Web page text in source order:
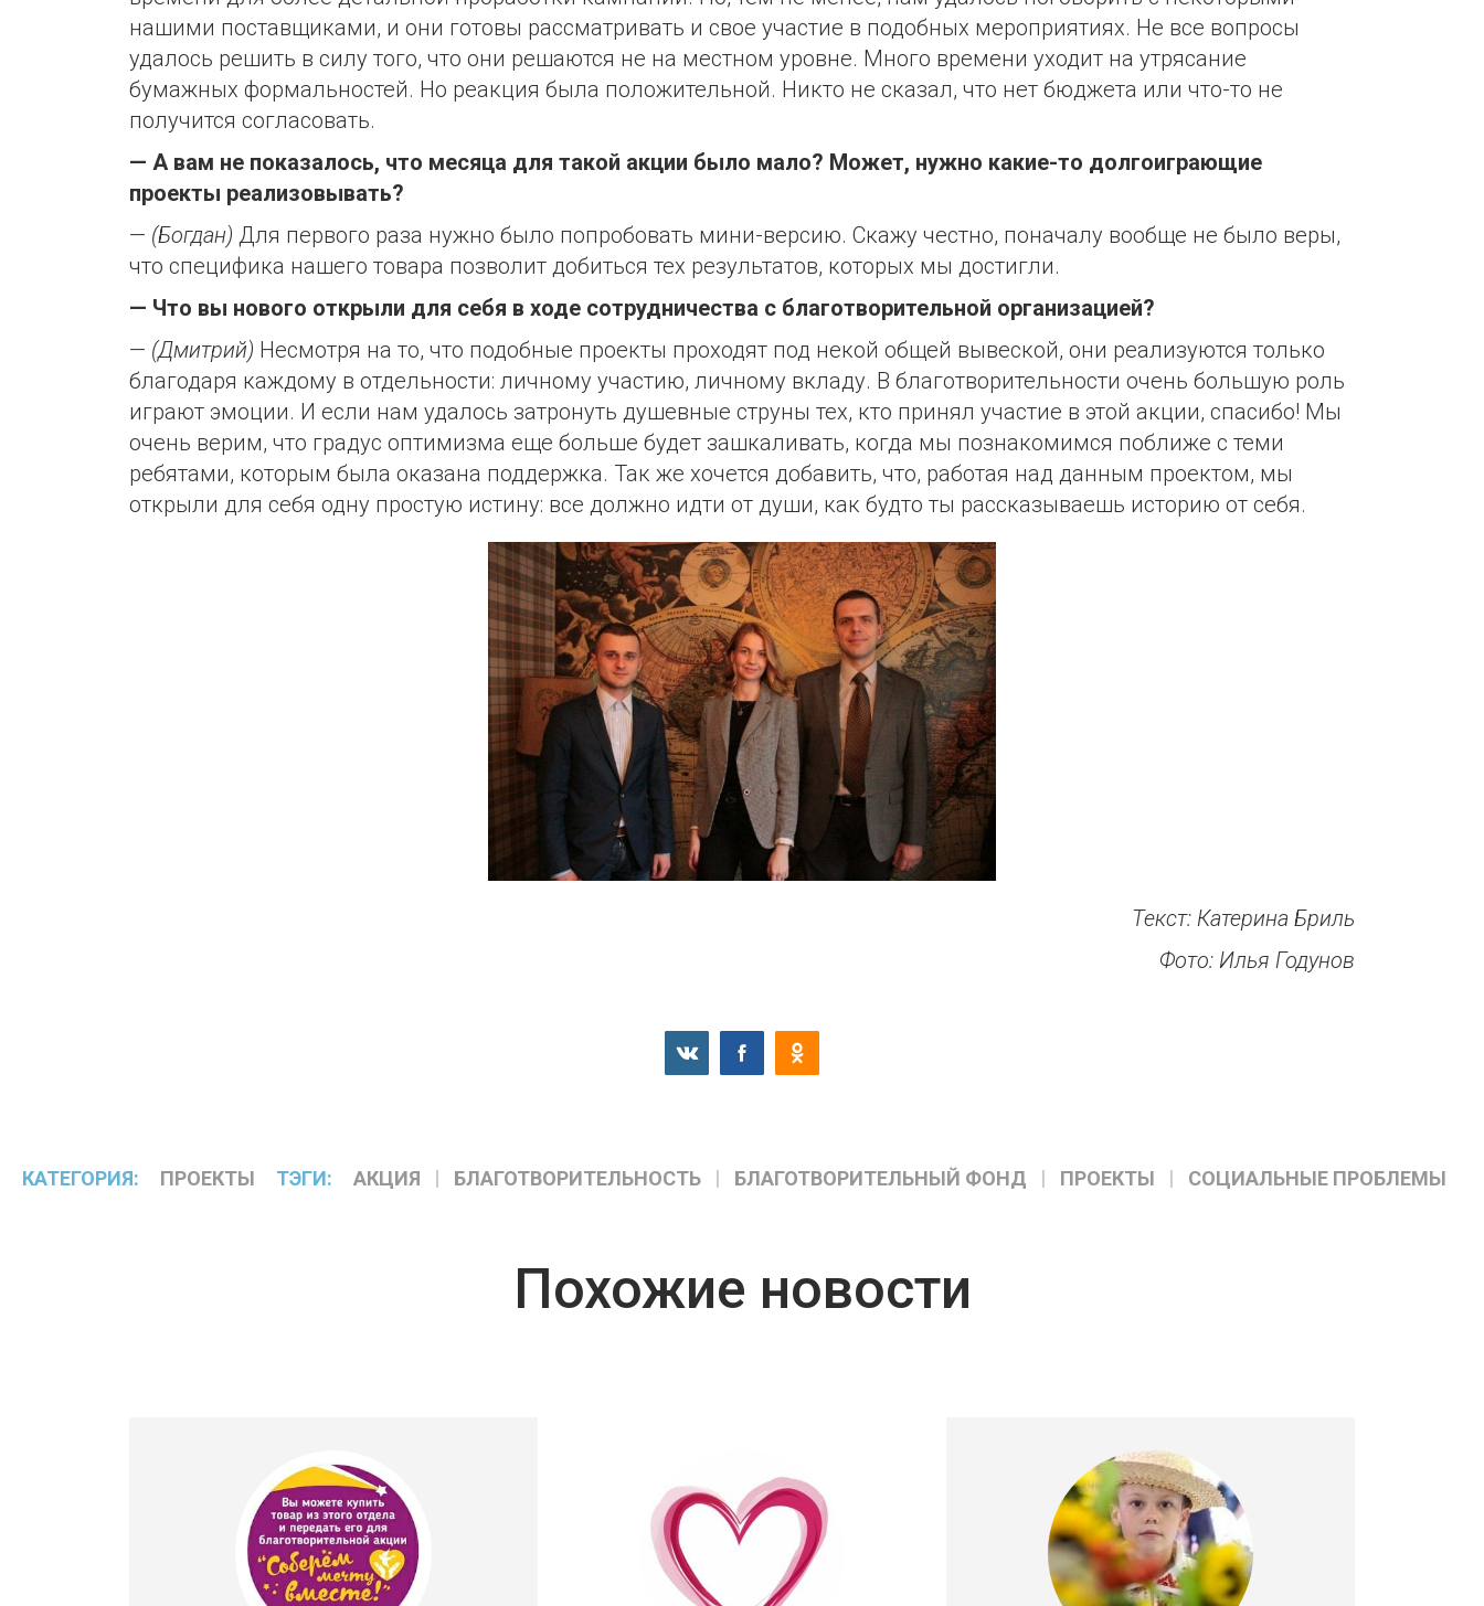
нашими поставщиками, и они готовы рассматривать и свое участие в подобных мероприятиях. Не все вопросы
удалось решить в силу того, что они решаются не на местном уровне. Много времени уходит на утрясание
бумажных формальностей. Но реакция была положительной. Никто не сказал, что нет бюджета или что-то не
получится согласовать.
— А вам не показалось, что месяца для такой акции было мало? Может, нужно какие-то долгоиграющие
проекты реализовывать?
— (Богдан) Для первого раза нужно было попробовать мини-версию. Скажу честно, поначалу вообще не было веры,
что специфика нашего товара позволит добиться тех результатов, которых мы достигли.
— Что вы нового открыли для себя в ходе сотрудничества с благотворительной организацией?
— (Дмитрий) Несмотря на то, что подобные проекты проходят под некой общей вывеской, они реализуются только
благодаря каждому в отдельности: личному участию, личному вкладу. В благотворительности очень большую роль
играют эмоции. И если нам удалось затронуть душевные струны тех, кто принял участие в этой акции, спасибо! Мы
очень верим, что градус оптимизма еще больше будет зашкаливать, когда мы познакомимся поближе с теми
ребятами, которым была оказана поддержка. Так же хочется добавить, что, работая над данным проектом, мы
открыли для себя одну простую истину: все должно идти от души, как будто ты рассказываешь историю от себя.
Текст: Катерина Бриль
Фото: Илья Годунов
КАТЕГОРИЯ: ПРОЕКТЫ ТЭГИ: АКЦИЯ БЛАГОТВОРИТЕЛЬНОСТЬ БЛАГОТВОРИТЕЛЬНЫЙ ФОНД ПРОЕКТЫ СОЦИАЛЬНЫЕ ПРОБЛЕМЫ
Похожие новости